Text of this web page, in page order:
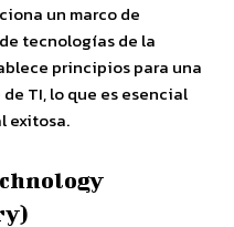
un marco de
tecnologías de la
principios para una
TI, lo que es esencial
exitosa.